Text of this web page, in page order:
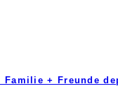
Familie + Freunde